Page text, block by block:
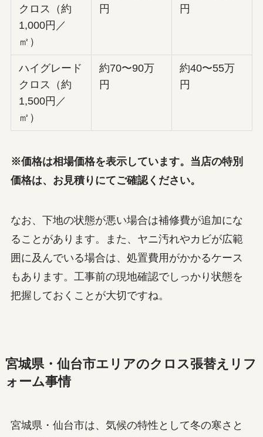
クロス（約
1,000円／
㎡）
円
円
ハイグレード
クロス（約
1,500円／
㎡）
約70〜90万
円
約40〜55万
円
※価格は相場価格を表示しています。当店の特別
価格は、お見積りにてご確認ください。
なお、下地の状態が悪い場合は補修費が追加にな
ることがあります。また、ヤニ汚れやカビが広範
囲に及んでいる場合は、処置費用がかかるケース
もあります。工事前の現地確認でしっかり状態を
把握しておくことが大切ですね。
宮城県・仙台市エリアのクロス張替えリフ
ォーム事情
宮城県・仙台市は、気候の特性として冬の寒さと